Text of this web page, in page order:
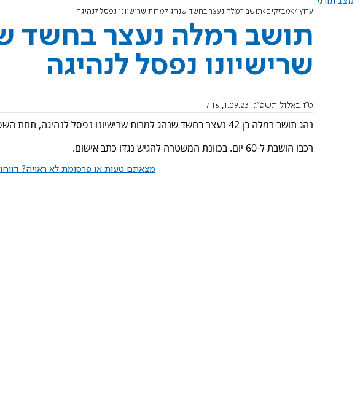
ערוץ 7 מבזקים תושב רמלה נעצר בחשד שנהג למרות שרישיונו נפסל לנהיגה
תושב רמלה נעצר בחשד
שרישיונו נפסל לנהיגה
ט"ו באלול תשפ"ג 1.09.23, 7:16
נהג תושב רמלה בן 42 נעצר בחשד שנהג למרות שרישיונו נפסל לנהיגה, תחת השפעת סמים.
רכבו הושבת ל-60 יום. בכוונת המשטרה להגיש נגדו כתב אישום.
מצאתם טעות או פרסומת לא ראויה? דווחו